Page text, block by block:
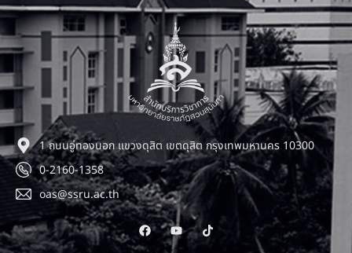
1 ถนนอู่ทองนอก แขวงดุสิต เขตดุสิต กรุงเทพมหานคร 10300
0-2160-1358
oas@ssru.ac.th